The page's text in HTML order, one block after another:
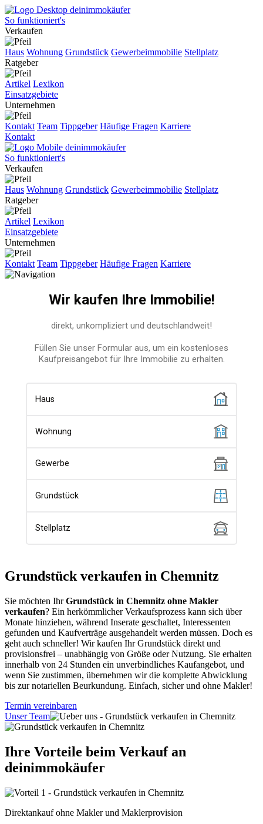
So funktioniert's
Verkaufen
Haus Wohnung Grundstück Gewerbeimmobilie Stellplatz
Ratgeber
Artikel Lexikon
Einsatzgebiete
Unternehmen
Kontakt Team Tippgeber Häufige Fragen Karriere
Kontakt
So funktioniert's
Verkaufen
Haus Wohnung Grundstück Gewerbeimmobilie Stellplatz
Ratgeber
Artikel Lexikon
Einsatzgebiete
Unternehmen
Kontakt Team Tippgeber Häufige Fragen Karriere
Grundstück verkaufen in Chemnitz
Sie möchten IhrGrundstück in Chemnitz ohne Makler
verkaufen? Ein herkömmlicher Verkaufsprozess kann sich über
Monate hinziehen, während Inserate geschaltet, Interessenten
gefunden und Kaufverträge ausgehandelt werden müssen. Doch es
geht auch schneller! Wir kaufen Ihr Grundstück direkt und
provisionsfrei – unabhängig von Größe oder Nutzung. Sie erhalten
innerhalb von 24 Stunden ein unverbindliches Kaufangebot, und
wenn Sie zustimmen, übernehmen wir die komplette Abwicklung
bis zur notariellen Beurkundung. Einfach, sicher und ohne Makler!
Termin vereinbaren
Unser Team
Ihre Vorteile beim Verkauf an
deinimmokäufer
Direktankauf ohne Makler und Maklerprovision